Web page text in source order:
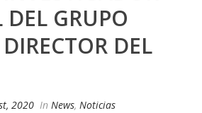
DEL GRUPO
DEL
2020 In News, Noticias